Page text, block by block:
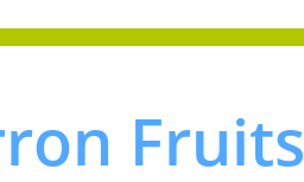
Fruits